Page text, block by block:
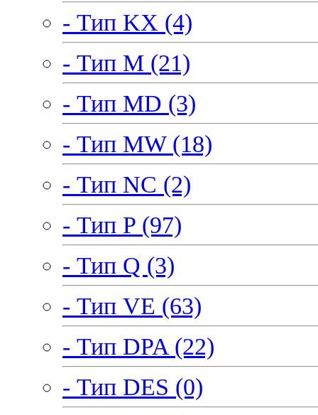
- Тип KX (4)
- Тип M (21)
- Тип MD (3)
- Тип MW (18)
- Тип NC (2)
- Тип P (97)
- Тип Q (3)
- Тип VE (63)
- Тип DPA (22)
- Тип DES (0)